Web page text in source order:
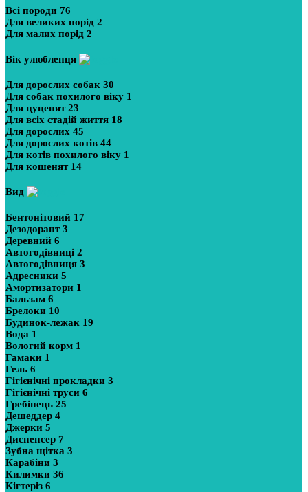
Всі породи 76
Для великих порід 2
Для малих порід 2
Вік улюбленця
Для дорослих собак 30
Для собак похилого віку 1
Для цуценят23
Для всіх стадій життя 18
Для дорослих 45
Для дорослих котів 44
Для котів похилого віку 1
Для кошенят 14
Вид
Бентонітовий 17
Дезодорант3
Деревний 6
Автогодівниці 2
Автогодівниця 3
Адресники 5
Амортизатори 1
Бальзам 6
Брелоки 10
Будинок-лежак 19
Вода 1
Вологий корм 1
Гамаки 1
Гель 6
Гігієнічні прокладки 3
Гігієнічні труси 6
Гребінець 25
Дешеддер 4
Джерки 5
Диспенсер 7
Зубна щітка 3
Карабіни 3
Килимки 36
Кігтеріз 6